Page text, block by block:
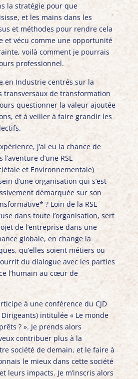
la stratégie pour que
et les mains dans les
et méthodes pour rendre cela
et vécu comme une opportunité
voilà comment je pourrais
professionnel.
en Industrie centrés sur la
transversaux de transformation
questionner la valeur ajoutée
et à veiller à faire grandir les
j’ai eu la chance de
d’une RSE
et Environnementale)
d’une organisation qui s’est
démarquée sur son
? Loin de la RSE
dans toute l’organisation, sert
de l’entreprise dans une
globale, en change la
qu’elles soient métiers ou
du dialogue avec les parties
l’humain au cœur de
à une conférence du CJD
intitulée « Le monde
? ». Je prends alors
contribuer plus à la
société de demain, et le faire à
le mieux dans cette société
leurs impacts. Je m’inscris alors